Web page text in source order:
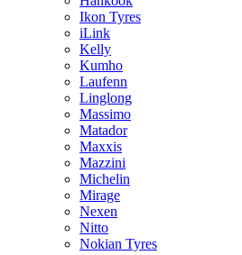
Ikon Tyres
iLink
Kelly
Kumho
Laufenn
Linglong
Massimo
Matador
Maxxis
Mazzini
Michelin
Mirage
Nexen
Nitto
Nokian Tyres